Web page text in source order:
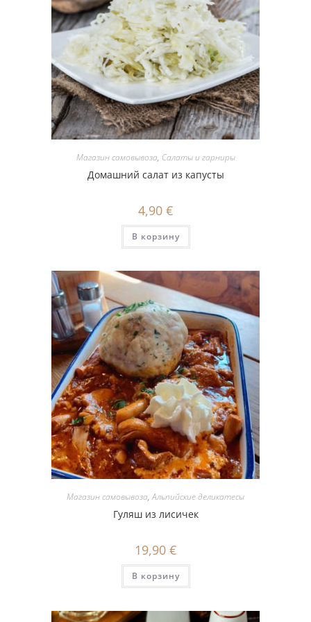
Магазин самовывоза, Салаты и гарниры
Домашний салат из капусты
4,90 €
В корзину
Магазин самовывоза,Альпийские деликатесы
Гуляш из лисичек
19,90 €
В корзину